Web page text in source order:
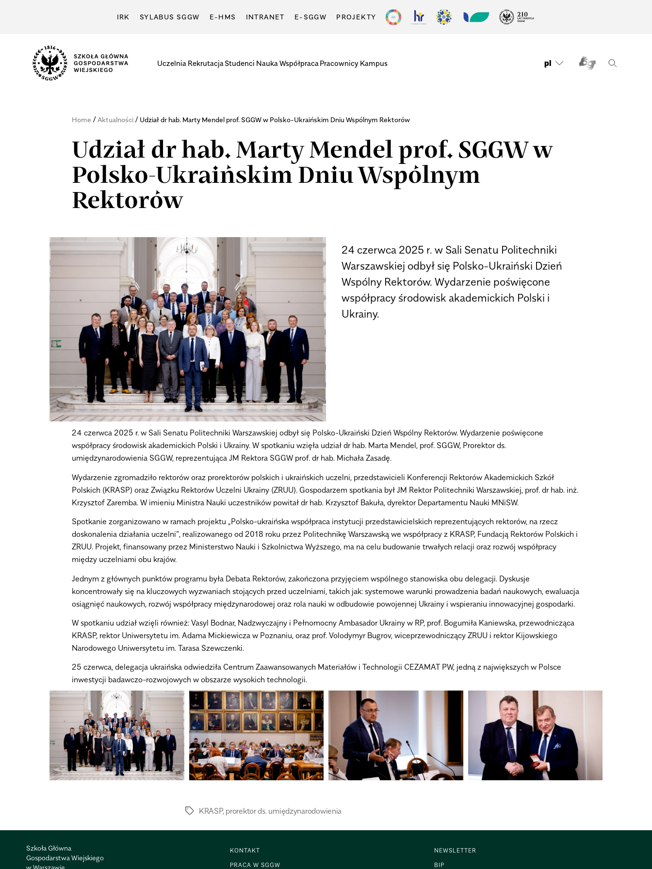
IRK SYLABUS SGGW E-HMS INTRANET E-SGGW PROJEKTY
Uczelnia Rekrutacja Studenci Nauka Współpraca Pracownicy Kampus pl
Home /Aktualności/ Udział dr hab. Marty Mendel prof. SGGW w Polsko-Ukraińskim Dniu Wspólnym Rektorów
Udział dr hab. Marty Mendel prof. SGGW w
Polsko-Ukraińskim Dniu Wspólnym
Rektorów
24 czerwca 2025 r. w Sali Senatu Politechniki
Warszawskiej odbył się Polsko-Ukraiński Dzień
Wspólny Rektorów. Wydarzenie poświęcone
współpracy środowisk akademickich Polski i
Ukrainy.
24 czerwca 2025 r. w Sali Senatu Politechniki Warszawskiej odbył się Polsko-Ukraiński Dzień Wspólny Rektorów. Wydarzenie poświęcone
współpracy środowisk akademickich Polski i Ukrainy. W spotkaniu wzięła udział dr hab. Marta Mendel, prof. SGGW, Prorektor ds.
umiędzynarodowienia SGGW, reprezentująca JM Rektora SGGW prof. dr hab. Michała Zasadę.
Wydarzenie zgromadziło rektorów oraz prorektorów polskich i ukraińskich uczelni, przedstawicieli Konferencji Rektorów Akademickich Szkół
Polskich (KRASP) oraz Związku Rektorów Uczelni Ukrainy (ZRUU). Gospodarzem spotkania był JM Rektor Politechniki Warszawskiej, prof. dr hab. inż.
Krzysztof Zaremba. W imieniu Ministra Nauki uczestników powitał dr hab. Krzysztof Bakuła, dyrektor Departamentu Nauki MNiSW.
Spotkanie zorganizowano w ramach projektu „Polsko-ukraińska współpraca instytucji przedstawicielskich reprezentujących rektorów, na rzecz
doskonalenia działania uczelni”, realizowanego od 2018 roku przez Politechnikę Warszawską we współpracy z KRASP, Fundacją Rektorów Polskich i
ZRUU. Projekt, finansowany przez Ministerstwo Nauki i Szkolnictwa Wyższego, ma na celu budowanie trwałych relacji oraz rozwój współpracy
między uczelniami obu krajów.
Jednym z głównych punktów programu była Debata Rektorów, zakończona przyjęciem wspólnego stanowiska obu delegacji. Dyskusje
koncentrowały się na kluczowych wyzwaniach stojących przed uczelniami, takich jak: systemowe warunki prowadzenia badań naukowych, ewaluacja
osiągnięć naukowych, rozwój współpracy międzynarodowej oraz rola nauki w odbudowie powojennej Ukrainy i wspieraniu innowacyjnej gospodarki.
W spotkaniu udział wzięli również: Vasyl Bodnar, Nadzwyczajny i Pełnomocny Ambasador Ukrainy w RP, prof. Bogumiła Kaniewska, przewodnicząca
KRASP, rektor Uniwersytetu im. Adama Mickiewicza w Poznaniu, oraz prof. Volodymyr Bugrov, wiceprzewodniczący ZRUU i rektor Kijowskiego
Narodowego Uniwersytetu im. Tarasa Szewczenki.
25 czerwca, delegacja ukraińska odwiedziła Centrum Zaawansowanych Materiałów i Technologii CEZAMAT PW, jedną z największych w Polsce
inwestycji badawczo-rozwojowych w obszarze wysokich technologii.
KRASP, prorektor ds. umiędzynarodowienia
Szkoła Główna
Gospodarstwa Wiejskiego
KONTAKT
PRACA W SGGW
NEWSLETTER
BIP